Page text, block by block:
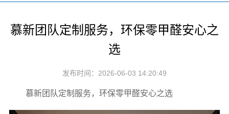
慕新团队定制服务，环保零甲醛安心之
选
发布时间：2026-06-03 14:20:49
慕新团队定制服务，环保零甲醛安心之选